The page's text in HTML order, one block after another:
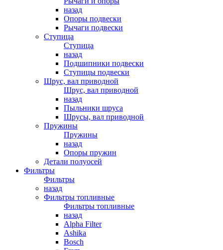
назад
Опоры подвески
Рычаги подвески
Ступица
Ступица
назад
Подшипники подвески
Ступицы подвески
Шрус, вал приводной
Шрус, вал приводной
назад
Пыльники шруса
Шрусы, вал приводной
Пружины
Пружины
назад
Опоры пружин
Детали полуосей
Фильтры
Фильтры
назад
Фильтры топливные
Фильтры топливные
назад
Alpha Filter
Ashika
Bosch